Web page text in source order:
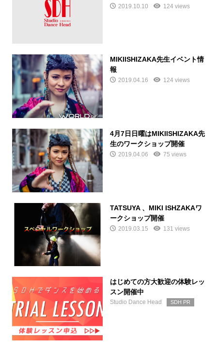
2019.10.10 124 views
MIKIISHIZAKA先生イベント情
報
2019.04.16 124 views
4月7日日曜はMIKIISHIZAKA先
生のワークショップ開催
2019.04.06 75 views
TATSUYA 、MIKI ISHZAKAワ
ークショップ開催
2019.03.15 131 views
はじめての方大歓迎の体験レッ
スン開催中
Studio Dance Head SDH PR